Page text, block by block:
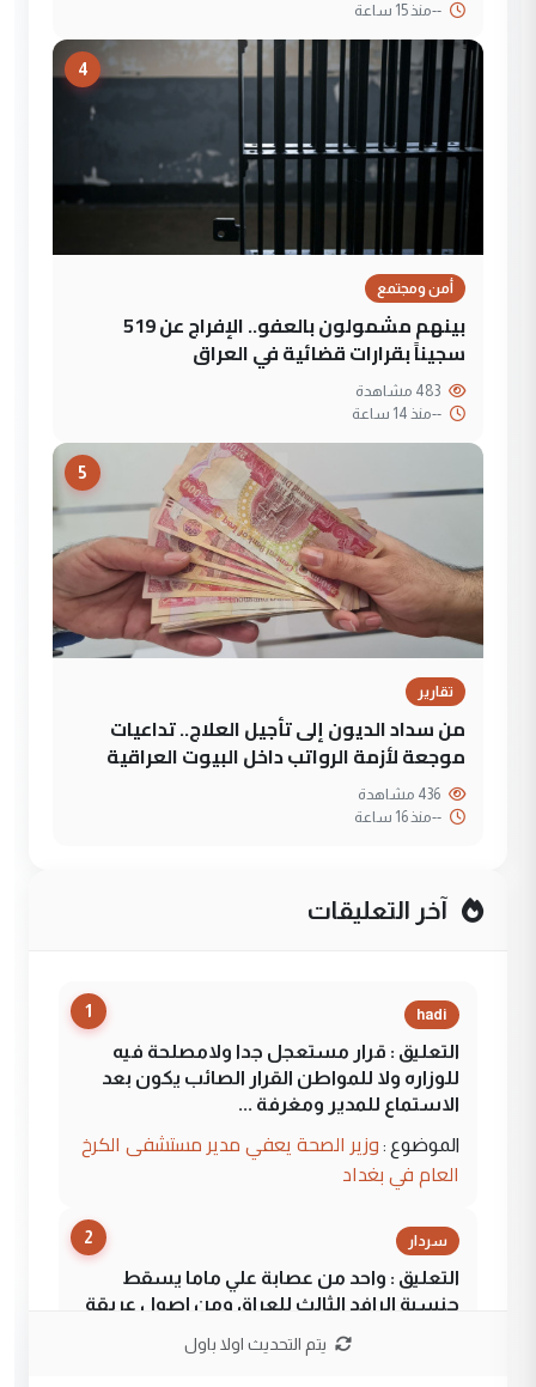
--منذ 15 ساعة
4
أمن ومجتمع
بينهم مشمولون بالعفو.. الإفراج عن 519
سجيناً بقرارات قضائية في العراق
--منذ 14 ساعة
5
تقارير
من سداد الديون إلى تأجيل العلاج.. تداعيات
موجعة لأزمة الرواتب داخل البيوت العراقية
--منذ 16 ساعة
آخر التعليقات
1 hadi
التعليق : قرار مستعجل جدا ولامصلحة فيه
للوزاره ولا للمواطن القرار الصائب يكون بعد
الاستماع للمدير ومغرفة ...
الموضوع : وزير الصحة يعفي مدير مستشفى الكرخ
العام في بغداد
2 سردار
التعليق : واحد من عصابة علي ماما يسقط
جنسية الرافد الثالث للعراق ومن اصول عريقة
يتم التحديث اولا باول